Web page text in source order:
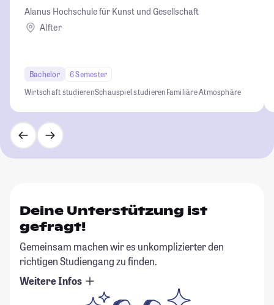
Alanus Hochschule für Kunst und Gesellschaft
Alfter
Bachelor
6 Semester
Wirtschaft studierenSchauspiel studierenFamiliäre Atmosphäre
Deine Unterstützung ist
gefragt!
Gemeinsam machen wir es unkomplizierter den
richtigen Studiengang zu finden.
Weitere Infos